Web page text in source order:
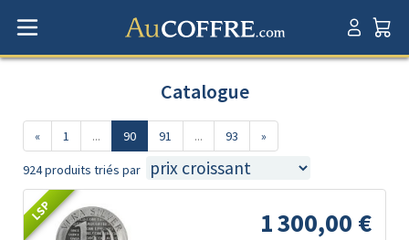
Catalogue
« 1 ... 90 91 ... 93 »
924 produits triés par
LSP 1 300,00 €